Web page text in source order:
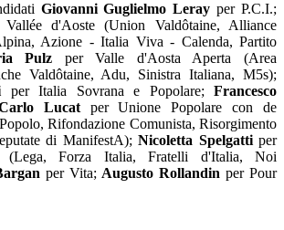
Giovanni Guglielmo Leray per P.C.I.;
d'Aoste (Union Valdôtaine, Alliance
Azione - Italia Viva - Calenda, Partito
Pulz per Valle d'Aosta Aperta (Area
Valdôtaine, Adu, Sinistra Italiana, M5s);
per Italia Sovrana e Popolare;Francesco
Lucatper Unione Popolare con de
Rifondazione Comunista, Risorgimento
di ManifestA);Nicoletta Spelgattiper
(Lega, Forza Italia, Fratelli d'Italia, Noi
per Vita;Augusto Rollandin per Pour